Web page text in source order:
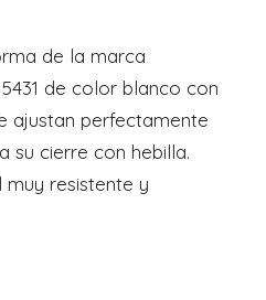
de la marca
de color blanco con
ajustan perfectamente
su cierre con hebilla.
muy resistente y